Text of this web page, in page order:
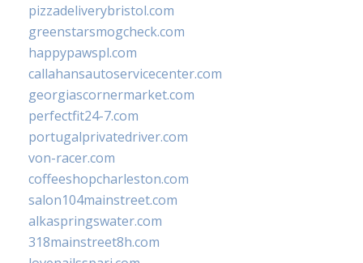
pizzadeliverybristol.com
greenstarsmogcheck.com
happypawspl.com
callahansautoservicecenter.com
georgiascornermarket.com
perfectfit24-7.com
portugalprivatedriver.com
von-racer.com
coffeeshopcharleston.com
salon104mainstreet.com
alkaspringswater.com
318mainstreet8h.com